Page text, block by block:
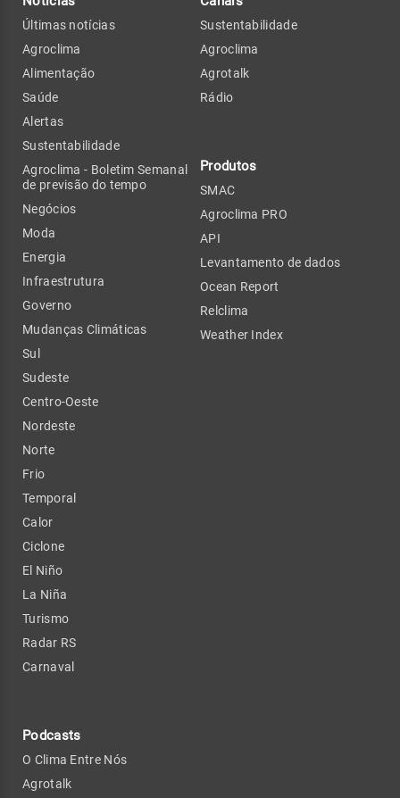
Últimas notícias
Agroclima
Alimentação
Saúde
Alertas
Sustentabilidade
Agroclima - Boletim Semanal
de previsão do tempo
Negócios
Moda
Energia
Infraestrutura
Governo
Mudanças Climáticas
Sul
Sudeste
Centro-Oeste
Nordeste
Norte
Frio
Temporal
Calor
Ciclone
El Niño
La Niña
Turismo
Radar RS
Carnaval
Podcasts
O Clima Entre Nós
Agrotalk
Sustentabilidade
Agroclima
Agrotalk
Rádio
Produtos
SMAC
Agroclima PRO
API
Levantamento de dados
Ocean Report
Relclima
Weather Index